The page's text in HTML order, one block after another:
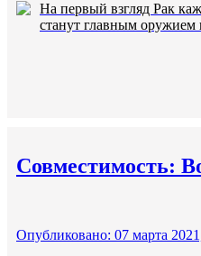
На первый взгляд Рак
станут главным оружием
Совместимость:
Опубликовано: 07 марта